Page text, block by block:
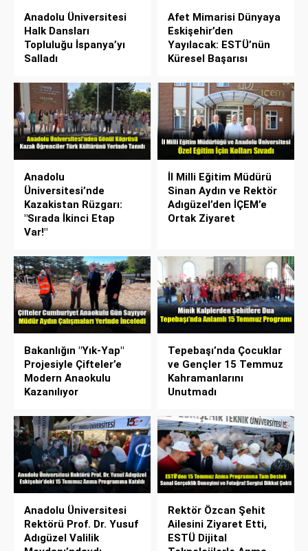
Anadolu Üniversitesi
Halk Dansları
Topluluğu İspanya’yı
Salladı
Afet Mimarisi Dünyaya
Eskişehir’den
Yayılacak: ESTÜ’nün
Küresel Başarısı
Anadolu
Üniversitesi’nde
Kazakistan Rüzgarı:
"Sırada İkinci Etap
Var!"
İl Milli Eğitim Müdürü
Sinan Aydın ve Rektör
Adıgüzel’den İÇEM’e
Ortak Ziyaret
Bakanlığın "Yık-Yap"
Projesiyle Çifteler’e
Modern Anaokulu
Kazanılıyor
Tepebaşı’nda Çocuklar
ve Gençler 15 Temmuz
Kahramanlarını
Unutmadı
Anadolu Üniversitesi
Rektörü Prof. Dr. Yusuf
Adıgüzel Valilik
Rektör Özcan Şehit
Ailesini Ziyaret Etti,
ESTÜ Dijital